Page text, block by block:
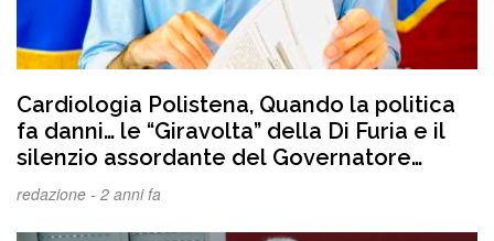
Cardiologia Polistena, Quando la politica
fa danni… le “Giravolta” della Di Furia e il
silenzio assordante del Governatore
Occhiuto.VIDEO
redazione - 2 anni fa